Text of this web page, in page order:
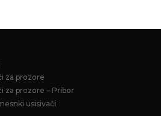
za prozore
za prozore – Pribor
usisivači